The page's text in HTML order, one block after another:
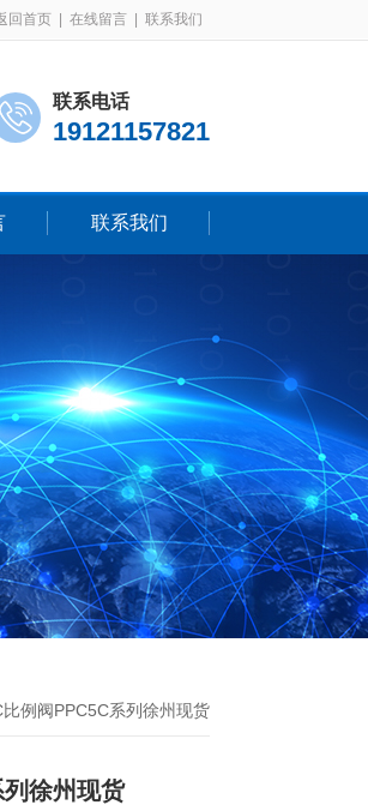
回首页 在线留言 联系我们
联系电话
19121157821
联系我们
例阀PPC5C系列徐州现货
徐州现货